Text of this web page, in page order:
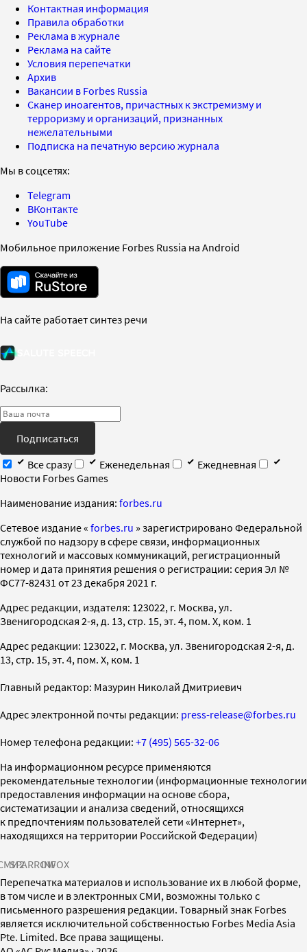
Контактная информация
Правила обработки
Реклама в журнале
Реклама на сайте
Условия перепечатки
Архив
Вакансии в Forbes Russia
Сканер иноагентов, причастных к экстремизму и
терроризму и организаций, признанных
нежелательными
Подписка на печатную версию журнала
Мы в соцсетях:
Telegram
ВКонтакте
YouTube
Мобильное приложение Forbes Russia на Android
На сайте работает синтез речи
Рассылка:
Подписаться
Все сразу
Еженедельная
Ежедневная
Новости Forbes Games
Наименование издания: forbes.ru
Cетевое издание « forbes.ru » зарегистрировано Федеральной
службой по надзору в сфере связи, информационных
технологий и массовых коммуникаций, регистрационный
номер и дата принятия решения о регистрации: серия Эл №
ФС77-82431 от 23 декабря 2021 г.
Адрес редакции, издателя: 123022, г. Москва, ул.
Звенигородская 2-я, д. 13, стр. 15, эт. 4, пом. X, ком. 1
Адрес редакции: 123022, г. Москва, ул. Звенигородская 2-я, д.
13, стр. 15, эт. 4, пом. X, ком. 1
Главный редактор: Мазурин Николай Дмитриевич
Адрес электронной почты редакции: press-release@forbes.ru
Номер телефона редакции: +7 (495) 565-32-06
На информационном ресурсе применяются
рекомендательные технологии (информационные технологии
предоставления информации на основе сбора,
систематизации и анализа сведений, относящихся
к предпочтениям пользователей сети «Интернет»,
находящихся на территории Российской Федерации)
SPARROWINFOX
Перепечатка материалов и использование их в любой форме,
в том числе и в электронных СМИ, возможны только с
письменного разрешения редакции. Товарный знак Forbes
является исключительной собственностью Forbes Media Asia
Pte. Limited. Все права защищены.